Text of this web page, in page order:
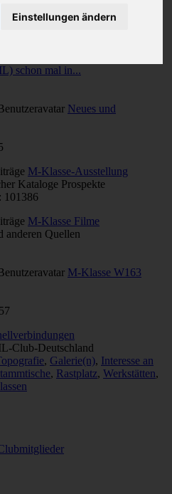
Einstellungen ändern
MLCD-Interessierte
schon mal in...
Neues und
M-Klasse-Ausstellung
Kataloge Prospekte
101386
M-Klasse Filme
anderen Quellen
M-Klasse W163
Club-Deutschland
, Galerie(n), Interesse an
, Rastplatz, Werkstätten,